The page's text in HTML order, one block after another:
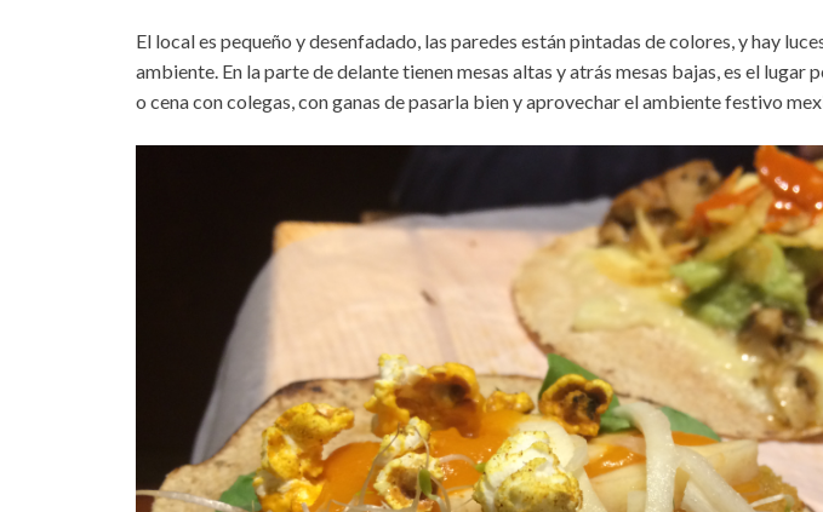
El local es pequeño y desenfadado, las paredes están pintadas de colores, y hay
ambiente. En la parte de delante tienen mesas altas y atrás mesas bajas, es el lugar
o cena con colegas, con ganas de pasarla bien y aprovechar el ambiente festivo